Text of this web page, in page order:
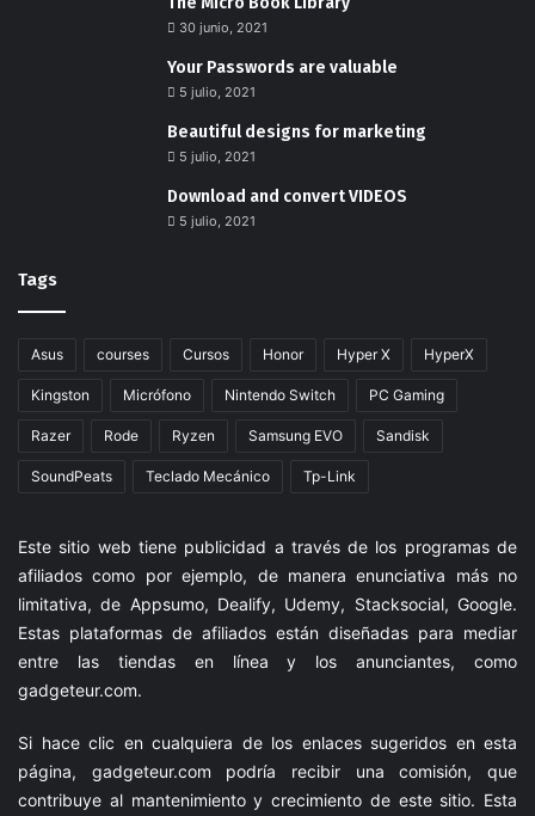
30 junio, 2021
Your Passwords are valuable
5 julio, 2021
Beautiful designs for marketing
5 julio, 2021
Download and convert VIDEOS
5 julio, 2021
Tags
Asus courses Cursos Honor Hyper X HyperX
Kingston Micrófono Nintendo Switch PC Gaming
Razer Rode Ryzen Samsung EVO Sandisk
SoundPeats Teclado Mecánico Tp-Link
Este sitio web tiene publicidad a través de los programas de
afiliados como por ejemplo, de manera enunciativa más no
limitativa, de Appsumo, Dealify, Udemy, Stacksocial, Google.
Estas plataformas de afiliados están diseñadas para mediar
entre las tiendas en línea y los anunciantes, como
gadgeteur.com.
Si hace clic en cualquiera de los enlaces sugeridos en esta
página, gadgeteur.com podría recibir una comisión, que
contribuye al mantenimiento y crecimiento de este sitio. Esta